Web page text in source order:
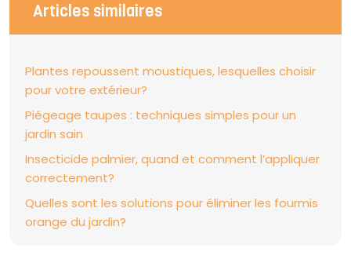
Articles similaires
Plantes repoussent moustiques, lesquelles choisir
pour votre extérieur?
Piégeage taupes : techniques simples pour un
jardin sain
Insecticide palmier, quand et comment l’appliquer
correctement?
Quelles sont les solutions pour éliminer les fourmis
orange du jardin?